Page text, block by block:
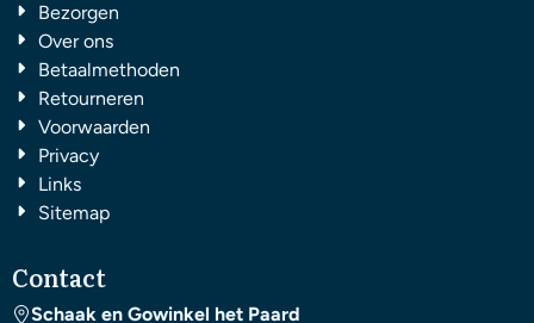
Bezorgen
Over ons
Betaalmethoden
Retourneren
Voorwaarden
Privacy
Links
Sitemap
Contact
Schaak en Gowinkel het Paard